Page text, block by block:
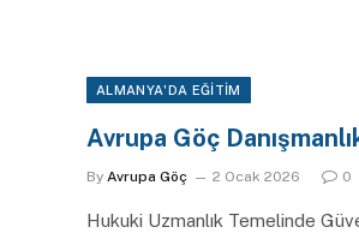
ALMANYA'DA EĞITIM
Avrupa Göç
By Avrupa Göç 2 Ocak 2026 0
Hukuki Uzmanlık Temelinde